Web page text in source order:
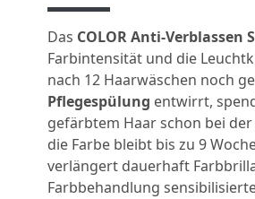
Das COLOR Anti-Verblassen
Farbintensität und die
nach 12 Haarwäschen noch
Pflegespülung entwirrt,
gefärbtem Haar schon bei
die Farbe bleibt bis zu 9
verlängert dauerhaft
Farbbehandlung